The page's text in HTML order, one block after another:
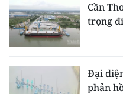
VỀ BÁO NHÂN DÂN
NHÂN DÂN CUỐI TUẦN
Cần
trọng
Đại
phản